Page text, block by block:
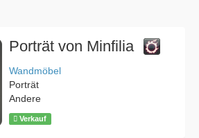
Porträt von Minfilia
Wandmöbel
Porträt
Andere
Verkauf